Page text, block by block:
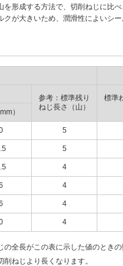
形成する方法で、切削ねじに比
が大きいため、潤滑性によいシー
参考：標準残り
ねじ長さ（山）
標準
）
5
5
4
4
4
4
全長がこの表に示した値のときの
ねじより長くなります。